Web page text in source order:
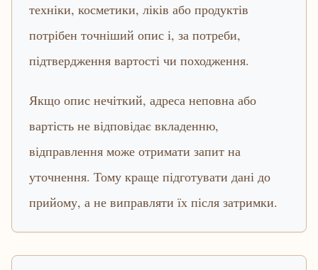
техніки, косметики, ліків або продуктів
потрібен точніший опис і, за потреби,
підтвердження вартості чи походження.
Якщо опис нечіткий, адреса неповна або
вартість не відповідає вкладенню,
відправлення може отримати запит на
уточнення. Тому краще підготувати дані до
прийому, а не виправляти їх після затримки.